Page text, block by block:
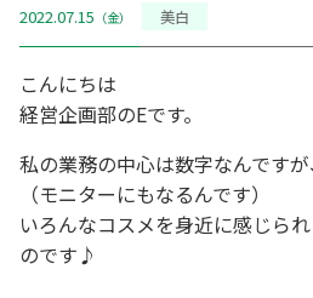
2022.07.15 （金） 美白
こんにちは
経営企画部のEです。
私の業務の中心は数字なんです
（モニターにもなるんです）
いろんなコスメを身近に感じら
のです♪